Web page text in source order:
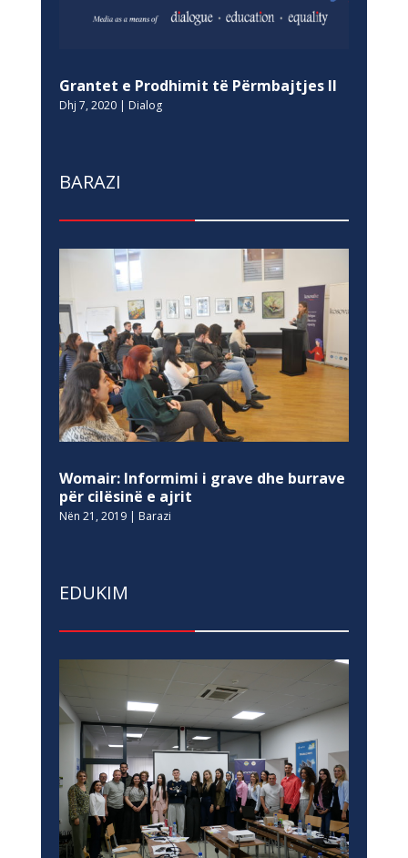
Grantet e Prodhimit të Përmbajtjes II
Dhj 7, 2020| Dialog
BARAZI
Womair: Informimi i grave dhe burrave
për cilësinë e ajrit
Nën 21, 2019| Barazi
EDUKIM